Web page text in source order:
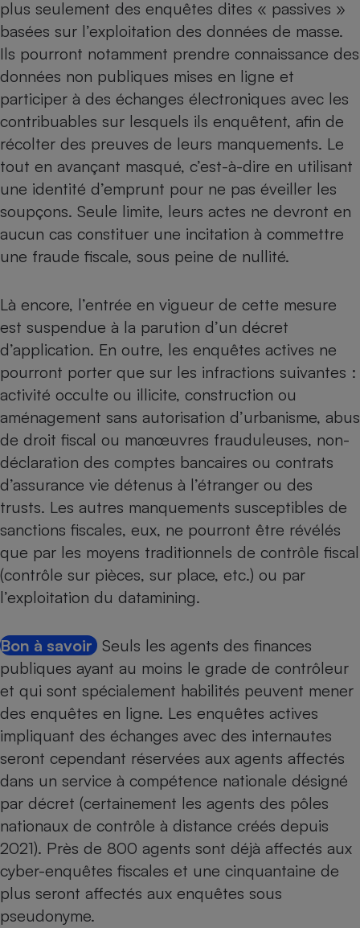
plus seulement des enquêtes dites « passives »
basées sur l’exploitation des données de masse.
Ils pourront notamment prendre connaissance des
données non publiques mises en ligne et
participer à des échanges électroniques avec les
contribuables sur lesquels ils enquêtent, afin de
récolter des preuves de leurs manquements. Le
tout en avançant masqué, c’est-à-dire en utilisant
une identité d’emprunt pour ne pas éveiller les
soupçons. Seule limite, leurs actes ne devront en
aucun cas constituer une incitation à commettre
une fraude fiscale, sous peine de nullité.
Là encore, l’entrée en vigueur de cette mesure
est suspendue à la parution d’un décret
d’application. En outre, les enquêtes actives ne
pourront porter que sur les infractions suivantes :
activité occulte ou illicite, construction ou
aménagement sans autorisation d’urbanisme, abus
de droit fiscal ou manœuvres frauduleuses, non-
déclaration des comptes bancaires ou contrats
d’assurance vie détenus à l’étranger ou des
trusts. Les autres manquements susceptibles de
sanctions fiscales, eux, ne pourront être révélés
que par les moyens traditionnels de contrôle fiscal
(contrôle sur pièces, sur place, etc.) ou par
l’exploitation du datamining.
Bon à savoir Seuls les agents des finances
publiques ayant au moins le grade de contrôleur
et qui sont spécialement habilités peuvent mener
des enquêtes en ligne. Les enquêtes actives
impliquant des échanges avec des internautes
seront cependant réservées aux agents affectés
dans un service à compétence nationale désigné
par décret (certainement les agents des pôles
nationaux de contrôle à distance créés depuis
2021). Près de 800 agents sont déjà affectés aux
cyber-enquêtes fiscales et une cinquantaine de
plus seront affectés aux enquêtes sous
pseudonyme.​​​​